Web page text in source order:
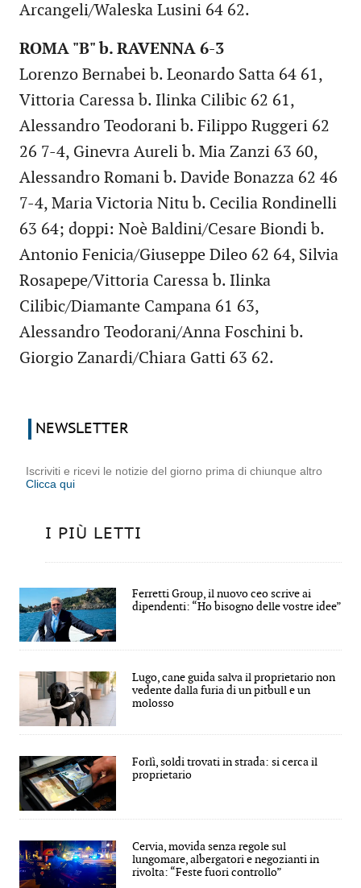
Arcangeli/Waleska Lusini 64 62.
ROMA "B" b. RAVENNA 6-3
Lorenzo Bernabei b. Leonardo Satta 64 61,
Vittoria Caressa b. Ilinka Cilibic 62 61,
Alessandro Teodorani b. Filippo Ruggeri 62
26 7-4, Ginevra Aureli b. Mia Zanzi 63 60,
Alessandro Romani b. Davide Bonazza 62 46
7-4, Maria Victoria Nitu b. Cecilia Rondinelli
63 64; doppi: Noè Baldini/Cesare Biondi b.
Antonio Fenicia/Giuseppe Dileo 62 64, Silvia
Rosapepe/Vittoria Caressa b. Ilinka
Cilibic/Diamante Campana 61 63,
Alessandro Teodorani/Anna Foschini b.
Giorgio Zanardi/Chiara Gatti 63 62.
NEWSLETTER
Iscriviti e ricevi le notizie del giorno prima di chiunque altro
Clicca qui
I PIÙ LETTI
Ferretti Group, il nuovo ceo scrive ai
dipendenti: “Ho bisogno delle vostre idee”
Lugo, cane guida salva il proprietario non
vedente dalla furia di un pitbull e un
molosso
Forlì, soldi trovati in strada: si cerca il
proprietario
Cervia, movida senza regole sul
lungomare, albergatori e negozianti in
rivolta: “Feste fuori controllo”